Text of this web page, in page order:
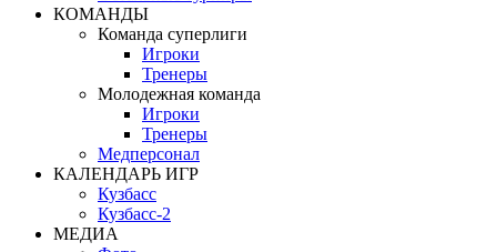
КОМАНДЫ
Команда суперлиги
Игроки
Тренеры
Молодежная команда
Игроки
Тренеры
Медперсонал
КАЛЕНДАРЬ ИГР
Кузбасс
Кузбасс-2
МЕДИА